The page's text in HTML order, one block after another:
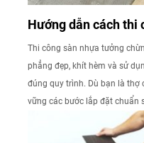
Hướng dẫn cách thi
Thi công sàn nhựa tưởng
phẳng đẹp, khít hèm và sử
đúng quy trình. Dù bạn là thợ
vững các bước lắp đặt chuẩn